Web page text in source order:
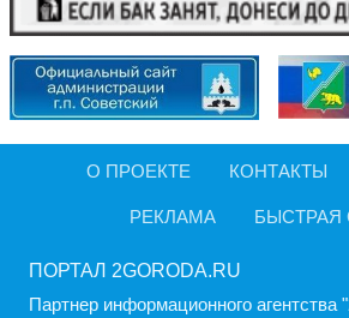
О ПРОЕКТЕ КОНТАКТЫ
РЕКЛАМА БЫСТРАЯ
ПОРТАЛ 2GORODA.RU
Партнер информационного агентства